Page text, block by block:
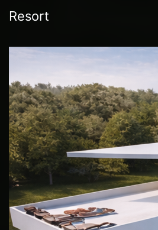
Resort